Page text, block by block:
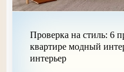
Проверка на стиль: 6
квартире модный
интерьер